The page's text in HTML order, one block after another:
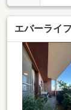
イ
バ
レブ
◇ド
ｍ
川
で、
エバーライ